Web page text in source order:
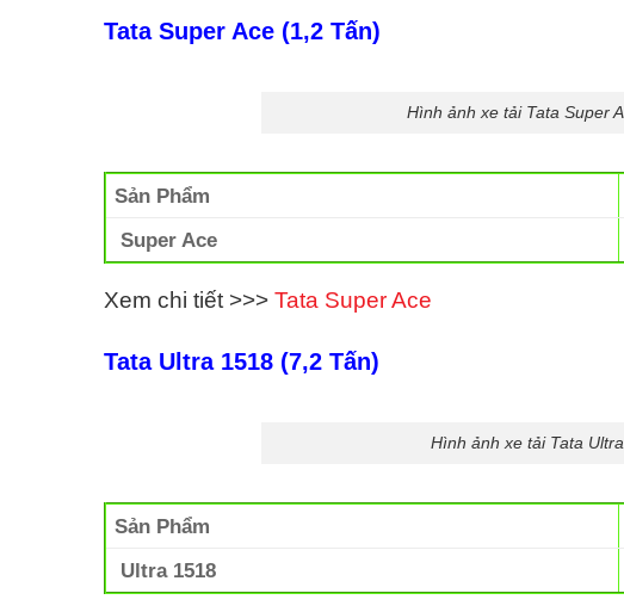
Tata Super Ace (1,2 Tấn)
Hình ảnh xe tải Tata Super
Sản Phẩm
Super Ace
Xem chi tiết >>> Tata Super Ace
Tata Ultra 1518 (7,2 Tấn)
Hình ảnh xe tải Tata
Sản Phẩm
Ultra 1518